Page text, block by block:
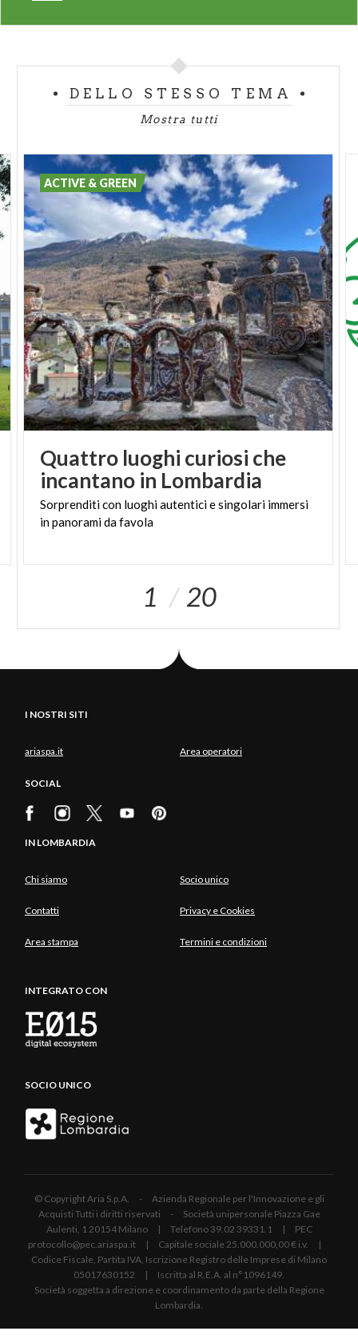
DELLO STESSO TEMA
Mostra tutti
Quattro luoghi curiosi che
incantano in Lombardia
Sorprenditicon luoghiautenticiesingolari immersi
inpanoramidafavola
ACTIVE & GREEN
1 20
I NOSTRI SITI
ariaspa.it Area operatori
SOCIAL
IN LOMBARDIA
Chi siamo Socio unico
Contatti Privacy e Cookies
Area stampa Termini e condizioni
INTEGRATO CON
SOCIO UNICO
© Copyright Aria S.p.A. - Azienda Regionale per l'Innovazione e gli
Acquisti Tutti i diritti riservati - Società unipersonale Piazza Gae
Aulenti, 1 20154 Milano | Telefono 39.02 39331.1 | PEC
protocollo@pec.ariaspa.it | Capitale sociale 25.000.000,00 € i.v. |
Codice Fiscale, Partita IVA, Iscrizione Registro delle Imprese di Milano
05017630152 | Iscritta al R.E.A. al n°1096149.
Società soggetta a direzione e coordinamento da parte della Regione
Lombardia.